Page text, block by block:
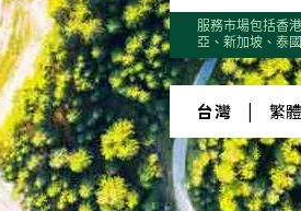
服務市場包括香
亞、新加坡、泰
台灣 繁